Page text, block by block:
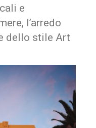
e
l’arredo
dello stile Art